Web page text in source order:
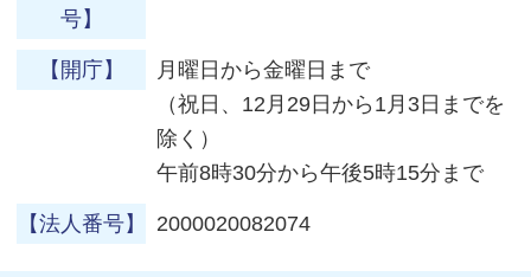
号】
【開庁】
月曜日から金曜日まで
（祝日、12月29日から1月3日までを
除く）
午前8時30分から午後5時15分まで
【法人番号】 2000020082074